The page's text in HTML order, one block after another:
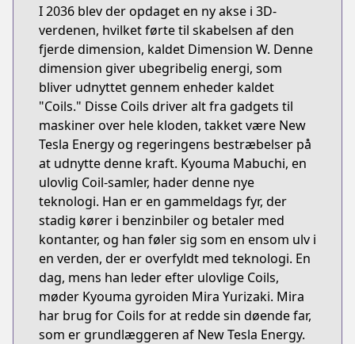
I 2036 blev der opdaget en ny akse i 3D-
verdenen, hvilket førte til skabelsen af den
fjerde dimension, kaldet Dimension W. Denne
dimension giver ubegribelig energi, som
bliver udnyttet gennem enheder kaldet
"Coils." Disse Coils driver alt fra gadgets til
maskiner over hele kloden, takket være New
Tesla Energy og regeringens bestræbelser på
at udnytte denne kraft. Kyouma Mabuchi, en
ulovlig Coil-samler, hader denne nye
teknologi. Han er en gammeldags fyr, der
stadig kører i benzinbiler og betaler med
kontanter, og han føler sig som en ensom ulv i
en verden, der er overfyldt med teknologi. En
dag, mens han leder efter ulovlige Coils,
møder Kyouma gyroiden Mira Yurizaki. Mira
har brug for Coils for at redde sin døende far,
som er grundlæggeren af New Tesla Energy.